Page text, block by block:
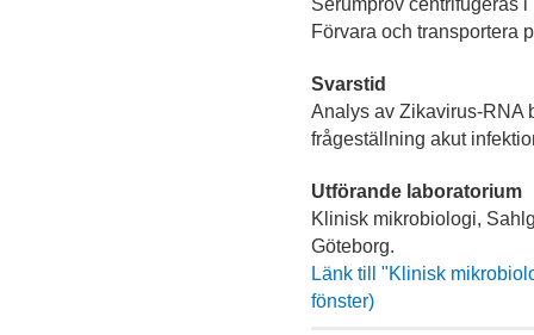
Förvara och transportera
Svarstid
Analys av Zikavirus-RNA
frågeställning akut
Utförande laboratorium
Klinisk mikrobiologi,
Göteborg.
Länk till "Klinisk
fönster)